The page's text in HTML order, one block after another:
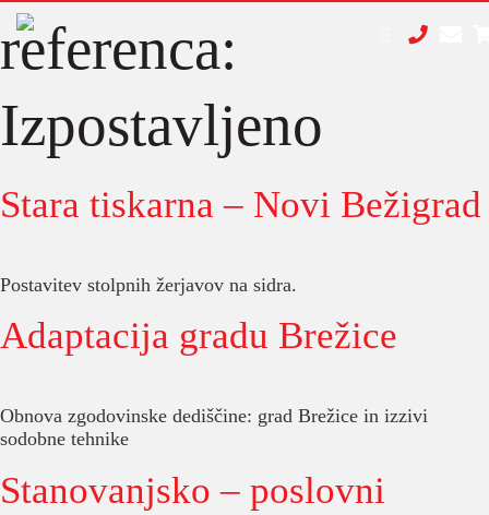
referenca:
Izpostavljeno
Stara tiskarna – Novi Bežigrad
Postavitev stolpnih žerjavov na sidra.
Adaptacija gradu Brežice
Obnova zgodovinske dediščine: grad Brežice in izzivi
sodobne tehnike
Stanovanjsko – poslovni